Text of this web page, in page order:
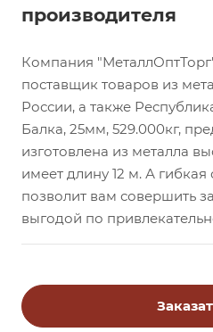
производителя
Компания
поставщик товаров из
России, а также
Балка, 25мм, 529.000кг,
изготовлена из металла
имеет длину 12 м. А гибкая
позволит вам совершить
выгодой по